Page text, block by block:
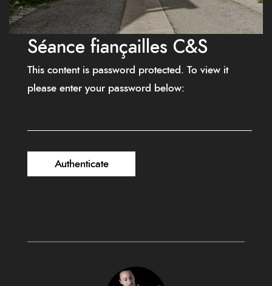
Séance fiançailles C&S
This content is password protected. To view it
please enter your password below: